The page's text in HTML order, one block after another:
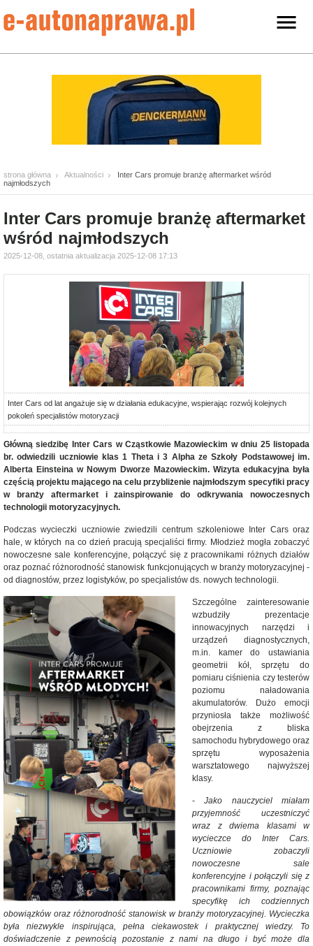
strona główna Aktualności
Inter Cars promuje branżę aftermarket wśród
najmłodszych
Inter Cars promuje branżę aftermarket
wśród najmłodszych
2025-12-08, ostatnia aktualizacja 2025-12-08 17:13
Inter Cars od lat angażuje się w działania edukacyjne, wspierając rozwój kolejnych
pokoleń specjalistów motoryzacji
Główną siedzibę Inter Cars w Cząstkowie Mazowieckim w dniu 25 listopada
br.odwiedzili uczniowie klas 1 Theta i 3 Alpha ze Szkoły Podstawowej im.
Alberta Einsteina w Nowym Dworze Mazowieckim. Wizyta edukacyjna była
częścią projektu mającego na celu przybliżenie najmłodszym specyfiki pracy
w branży aftermarket i zainspirowanie do odkrywania nowoczesnych
technologii motoryzacyjnych.
Podczas wycieczki uczniowie zwiedzili centrum szkoleniowe Inter Cars oraz
hale, w których na co dzień pracują specjaliści firmy. Młodzież mogła zobaczyć
nowoczesne sale konferencyjne, połączyć się z pracownikami różnych działów
oraz poznać różnorodność stanowisk funkcjonujących w branży motoryzacyjnej -
od diagnostów, przez logistyków, po specjalistów ds. nowych technologii.
Szczególne zainteresowanie
wzbudziły prezentacje
innowacyjnych narzędzi i
urządzeń diagnostycznych,
m.in. kamer do ustawiania
geometrii kół, sprzętu do
pomiaru ciśnienia czy testerów
poziomu naładowania
akumulatorów. Dużo emocji
przyniosła także możliwość
obejrzenia z bliska
samochodu hybrydowego oraz
sprzętu wyposażenia
warsztatowego najwyższej
klasy.
-Jako nauczyciel miałam
przyjemność uczestniczyć
wraz z dwiema klasami w
wycieczce do Inter Cars.
Uczniowie zobaczyli
nowoczesne sale
konferencyjne i połączyli się z
pracownikami firmy, poznając
specyfikę ich codziennych
obowiązków oraz różnorodność stanowisk w branży motoryzacyjnej. Wycieczka
była niezwykle inspirująca, pełna ciekawostek i praktycznej wiedzy. To
doświadczenie z pewnością pozostanie z nami na długo i być może dla